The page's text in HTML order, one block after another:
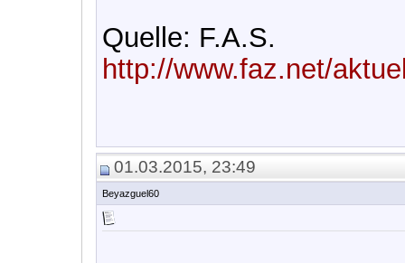
Quelle: F.A.S.
http://www.faz.net/
01.03.2015, 23:49
Beyazguel60